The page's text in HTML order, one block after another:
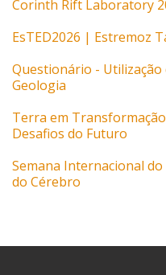
Corinth Rift Laboratory
EsTED2026 | Estremoz
Questionário -
Geologia
Terra em
Desafios do Futuro
Semana Internacional do
do Cérebro